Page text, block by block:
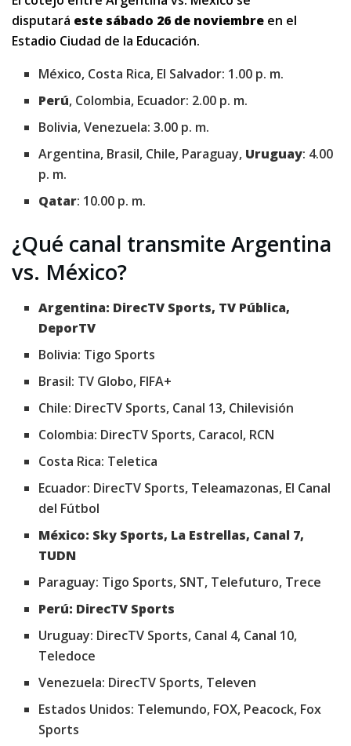
disputará este sábado 26 de noviembre en el
Estadio Ciudad de la Educación.
México, Costa Rica, El Salvador: 1.00 p. m.
Perú, Colombia, Ecuador: 2.00 p. m.
Bolivia, Venezuela: 3.00 p. m.
Argentina, Brasil, Chile, Paraguay, Uruguay: 4.00
p. m.
Qatar: 10.00 p. m.
¿Qué canal transmite Argentina
vs. México?
Argentina: DirecTV Sports, TV Pública,
DeporTV
Bolivia: Tigo Sports
Brasil: TV Globo, FIFA+
Chile: DirecTV Sports, Canal 13, Chilevisión
Colombia: DirecTV Sports, Caracol, RCN
Costa Rica: Teletica
Ecuador: DirecTV Sports, Teleamazonas, El Canal
del Fútbol
México: Sky Sports, La Estrellas, Canal 7,
TUDN
Paraguay: Tigo Sports, SNT, Telefuturo, Trece
Perú: DirecTV Sports
Uruguay: DirecTV Sports, Canal 4, Canal 10,
Teledoce
Venezuela: DirecTV Sports, Televen
Estados Unidos: Telemundo, FOX, Peacock, Fox
Sports